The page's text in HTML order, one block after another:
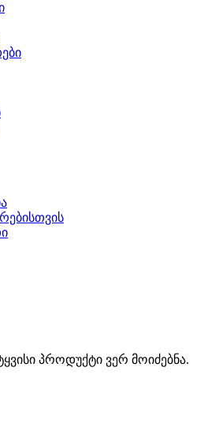
პროდუქტი ვერ მოიძებნა.